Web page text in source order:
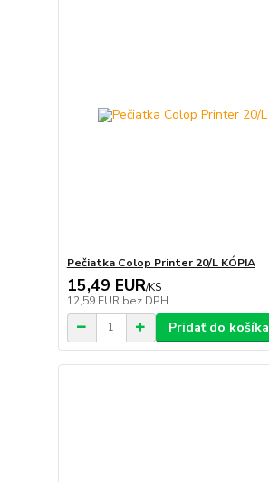
Pečiatka Colop Printer 20/L KÓPIA
15,49 EUR/KS
12,59 EUR bez DPH
Pridať do košíka